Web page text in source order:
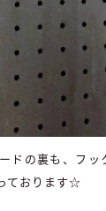
ドの裏も、フッ
ております☆